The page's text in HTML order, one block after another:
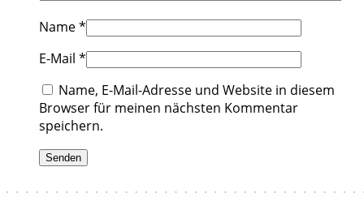
Name*
E-Mail *
Name, E-Mail-Adresse und Website in diesem
Browser für meinen nächsten Kommentar
speichern.